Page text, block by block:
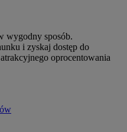
wygodny sposób.
i zyskaj dostęp do
oprocentowania